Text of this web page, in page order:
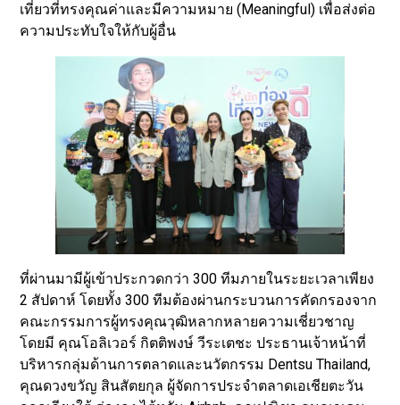
เที่ยวที่ทรงคุณค่าและมีความหมาย (Meaningful) เพื่อส่งต่อ
ความประทับใจให้กับผู้อื่น
ที่ผ่านมามีผู้เข้าประกวดกว่า 300 ทีมภายในระยะเวลาเพียง
2 สัปดาห์ โดยทั้ง 300 ทีมต้องผ่านกระบวนการคัดกรองจาก
คณะกรรมการผู้ทรงคุณวุฒิหลากหลายความเชี่ยวชาญ
โดยมี คุณโอลิเวอร์ กิตติพงษ์ วีระเตชะ ประธานเจ้าหน้าที่
บริหารกลุ่มด้านการตลาดและนวัตกรรม Dentsu Thailand,
คุณดวงขวัญ สินสัตยกุล ผู้จัดการประจำตลาดเอเชียตะวัน